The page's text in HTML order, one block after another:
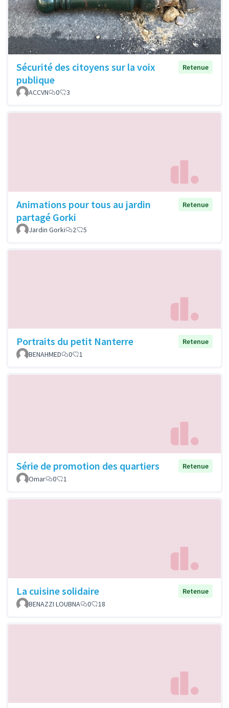
Sécurité des citoyens sur la voix
publique
Retenue
ACCVN 0 3
Animations pour tous au jardin
partagé Gorki
Retenue
Jardin Gorki 2 5
Portraits du petit Nanterre
Retenue
BENAHMED
0 1
Série de promotion des quartiers
Retenue
Omar
0 1
La cuisine solidaire
Retenue
BENAZZI LOUBNA
0 18